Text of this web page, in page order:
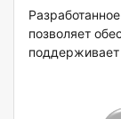
позволяет